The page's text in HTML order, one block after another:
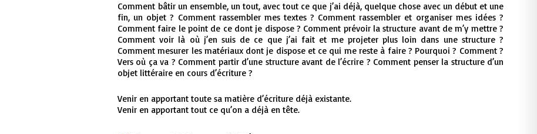
Comment bâtir un ensemble, un tout, avec tout ce que j’ai déjà, quelque chose avec un début et une
fin, un objet ? Comment rassembler mes textes ? Comment rassembler et organiser mes idées ?
Comment faire le point de ce dont je dispose ? Comment prévoir la structure avant de m’y mettre ?
Comment voir là où j’en suis de ce que j’ai fait et me projeter plus loin dans une structure ?
Comment mesurer les matériaux dont je dispose et ce qui me reste à faire ? Pourquoi ? Comment ?
Vers où ça va ? Comment partir d’une structure avant de l’écrire ? Comment penser la structure d’un
objet littéraire en cours d’écriture ?
Venir en apportant toute sa matière d’écriture déjà existante.
Venir en apportant tout ce qu’on a déjà en tête.